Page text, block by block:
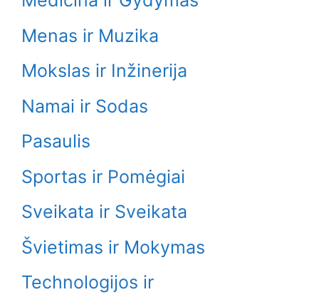
Menas ir Muzika
Mokslas ir Inžinerija
Namai ir Sodas
Pasaulis
Sportas ir Pomėgiai
Sveikata ir Sveikata
Švietimas ir Mokymas
Technologijos ir